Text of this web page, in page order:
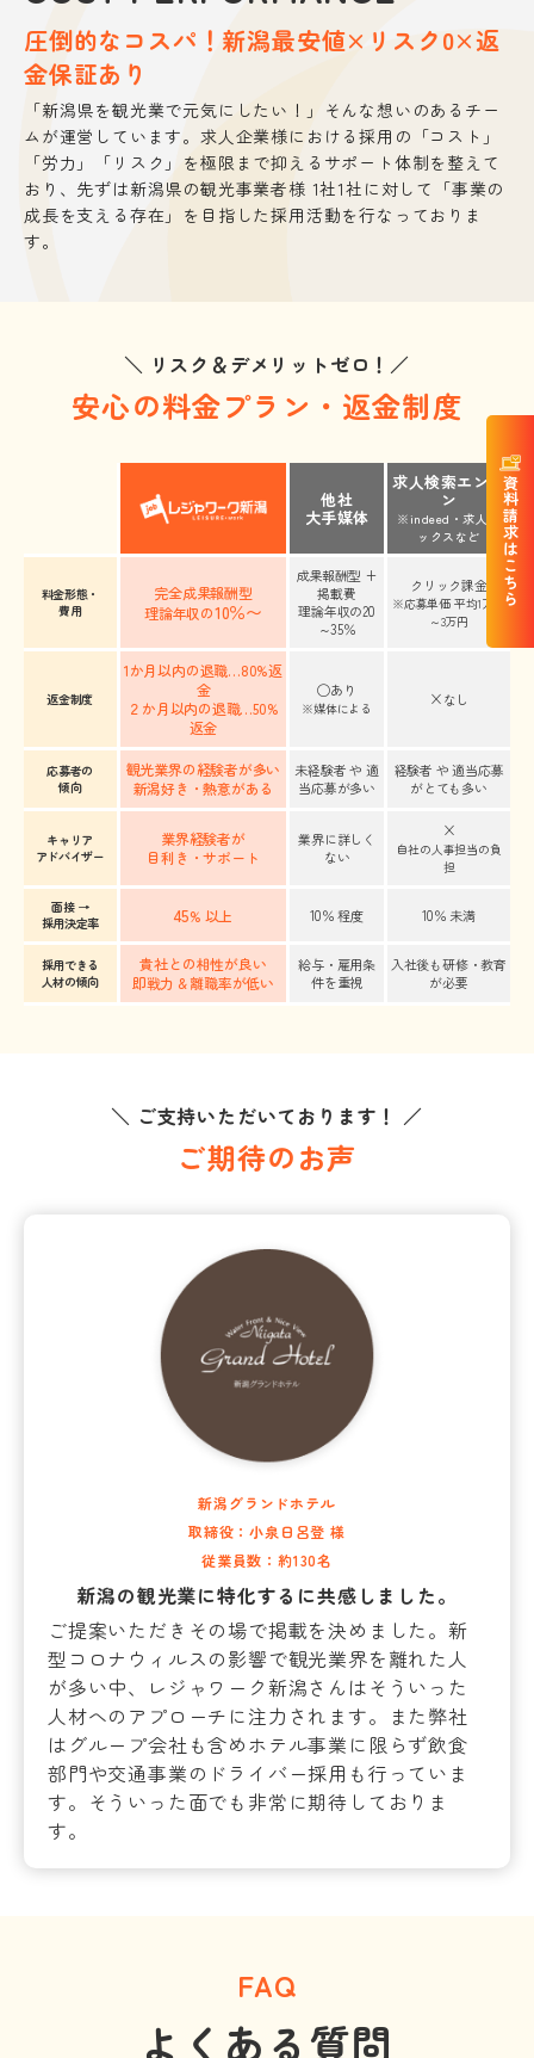
圧倒的なコスパ！新潟最安値×リスク0×返
金保証あり
「新潟県を観光業で元気にしたい！」そんな想いのあるチー
ムが運営しています。求人企業様における採用の「コスト」
「労力」「リスク」を極限まで抑えるサポート体制を整えて
おり、先ずは新潟県の観光事業者様 1社1社に対して「事業の
成長を支える存在」を目指した採用活動を行なっておりま
す。
＼ リスク＆デメリットゼロ！／
安心の料金プラン・返金制度
他社
大手媒体
求人検索エンジ
ン
※indeed・求人ボ
ックスなど
料金形態・
費用
完全成果報酬型
理論年収の10％〜
成果報酬型 +
掲載費
理論年収の20
～35％
クリック課金
※応募単価 平均1万円
～3万円
返金制度
1か月以内の退職…80%返
金
２か月以内の退職…50%
返金
◯あり
※媒体による ×なし
応募者の
傾向
観光業界の経験者が多い
新潟好き・熱意がある
未経験者 や 適
当応募が多い
経験者 や 適当応募
がとても多い
キャリア
アドバイザー
業界経験者が
目利き・サポート
業界に詳しく
ない
×
自社の人事担当の負
担
面接 →
採用決定率
45% 以上 10％ 程度 10％ 未満
採用できる
人材の傾向
貴社との相性が良い
即戦力 & 離職率が低い
給与・雇用条
件を重視
入社後も研修・教育
が必要
＼ ご支持いただいております！ ／
ご期待のお声
新潟グランドホテル
取締役：小泉日呂登 様
従業員数：約130名
新潟の観光業に特化するに共感しました。
ご提案いただきその場で掲載を決めました。新
型コロナウィルスの影響で観光業界を離れた人
が多い中、レジャワーク新潟さんはそういった
人材へのアプローチに注力されます。また弊社
はグループ会社も含めホテル事業に限らず飲食
部門や交通事業のドライバー採用も行っていま
す。そういった面でも非常に期待しておりま
す。
FAQ
よくある質問
資料請求はこちら